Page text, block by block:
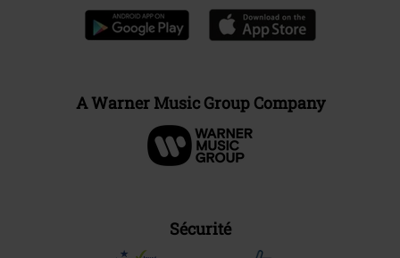
A Warner Music Group Company
Sécurité